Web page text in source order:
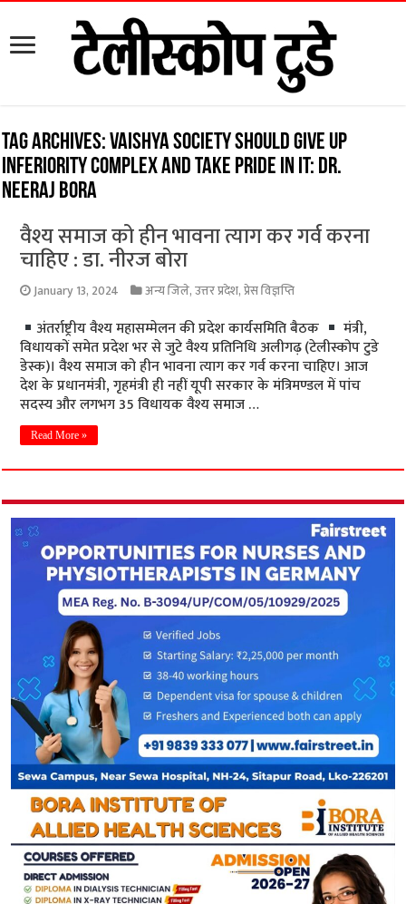
Tag Archives:Vaishya society should give up
inferiority complex and take pride in it: Dr.
Neeraj Bora
वैश्य समाज को हीन भावना त्याग कर गर्व करना
चाहिए : डा. नीरज बोरा
January 13, 2024 अन्य जिले,उत्तर प्रदेश,प्रेस विज्ञप्ति
अंतर्राष्ट्रीय वैश्य महासम्मेलन की प्रदेश कार्यसमिति बैठक मंत्री,
विधायकों समेत प्रदेश भर से जुटे वैश्य प्रतिनिधि अलीगढ़ (टेलीस्कोप टुडे
डेस्क)। वैश्य समाज को हीन भावना त्याग कर गर्व करना चाहिए। आज
देश के प्रधानमंत्री, गृहमंत्री ही नहीं यूपी सरकार के मंत्रिमण्डल में पांच
सदस्य और लगभग 35 विधायक वैश्य समाज …
Read More »